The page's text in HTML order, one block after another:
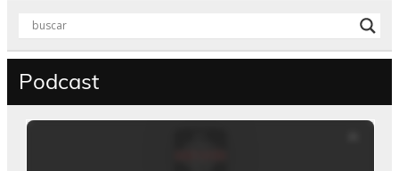
Podcast